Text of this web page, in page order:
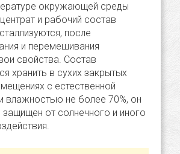
окружающей среды
и рабочий состав
после
и перемешивания
свойства. Состав
хранить в сухих закрытых
с естественной
влажностью не более 70%, он
от солнечного и иного